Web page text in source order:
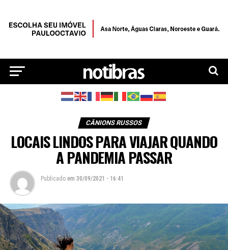
CÂNIONS RUSSOS
LOCAIS LINDOS PARA VIAJAR QUANDO
A PANDEMIA PASSAR
Publicado em 30/09/2021 - 16:41